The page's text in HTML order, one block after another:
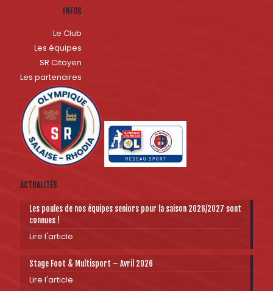
INFOS
Le Club
Les équipes
SR Citoyen
Les partenaires
ACTUALITÉS
Les poules de nos équipes seniors pour la saison 2026/2027 sont
connues !
Lire l'article
Stage Foot & Multisport – Avril 2026
Lire l'article